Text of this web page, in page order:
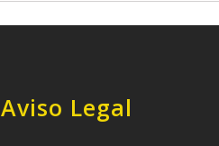
Aviso Legal